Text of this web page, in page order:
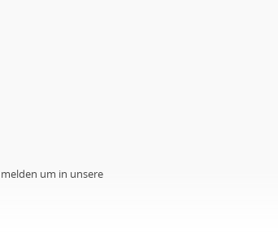
um in unsere